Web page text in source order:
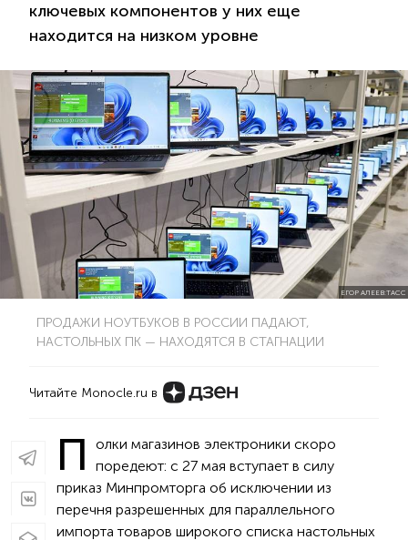
ключевых компонентов у них еще
находится на низком уровне
ЕГОР АЛЕЕВ:ТАСС
ПРОДАЖИ НОУТБУКОВ В РОССИИ ПАДАЮТ,
НАСТОЛЬНЫХ ПК — НАХОДЯТСЯ В СТАГНАЦИИ
Читайте Monocle.ru в
П
олки магазинов электроники скоро
поредеют: с 27 мая вступает в силу
приказ Минпромторга об исключении из
перечня разрешенных для параллельного
импорта товаров широкого списка настольных